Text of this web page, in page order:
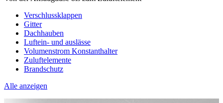
Verschlussklappen
Gitter
Dachhauben
Luftein- und auslässe
Volumenstrom Konstanthalter
Zuluftelemente
Brandschutz
Alle anzeigen